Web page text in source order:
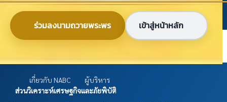
ร่วมลงนามถวายพระพร เข้าสู่หน้าหลัก
ข้ามไปยังเนื้อหาหลัก
ก ก ก ไทย EN
เกี่ยวกับ NABC
ผู้บริหาร
ส่วนวิเคราะห์เศรษฐกิจและภัยพิบัติทางการเกษตร